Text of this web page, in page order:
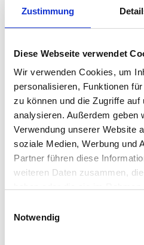
Zustimmung
Diese Webseite verwendet
Wir verwenden Cookies, um
personalisieren, Funktionen
zu können und die Zugriffe auf
analysieren. Außerdem geben
Verwendung unserer Website
soziale Medien, Werbung und
Partner führen diese
weiteren Daten zusammen,
Notwendig
und Verhaltensmuster,
oder ähnliches, kann es
Psychotherapie in Anspruch